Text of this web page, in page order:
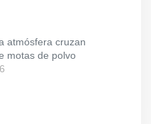
atmósfera cruzan
motas de polvo